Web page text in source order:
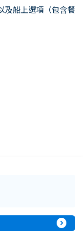
及船上選項（包含餐
expand_circle_right